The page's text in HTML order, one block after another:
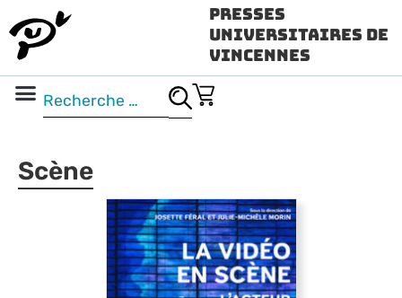
Presses
Universitaires de
Vincennes
Scène